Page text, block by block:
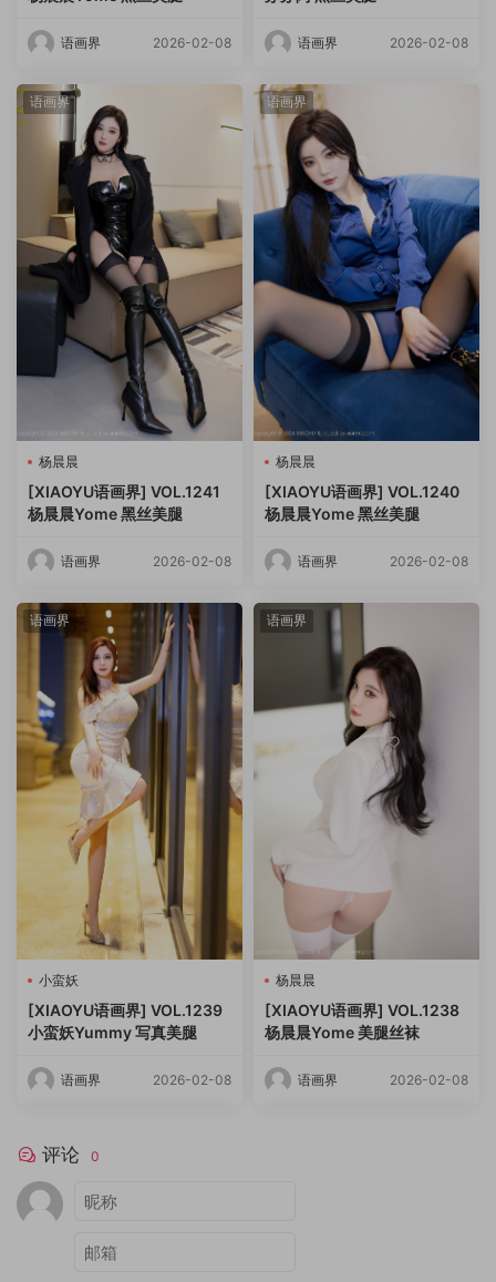
语画界 2026-02-08 语画界 2026-02-08
语画界
杨晨晨
[XIAOYU语画界] VOL.1241
杨晨晨Yome 黑丝美腿
语画界 2026-02-08
语画界
杨晨晨
[XIAOYU语画界] VOL.1240
杨晨晨Yome 黑丝美腿
语画界 2026-02-08
语画界
小蛮妖
[XIAOYU语画界] VOL.1239
小蛮妖Yummy 写真美腿
语画界 2026-02-08
语画界
杨晨晨
[XIAOYU语画界] VOL.1238
杨晨晨Yome 美腿丝袜
语画界 2026-02-08
评论 0